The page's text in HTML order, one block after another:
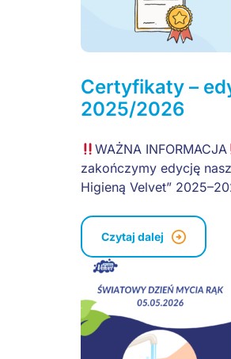
Certyfikaty –
2025/2026
WAŻNA INFORMACJA
zakończymy edycję
Higieną Velvet”
Czytaj dalej